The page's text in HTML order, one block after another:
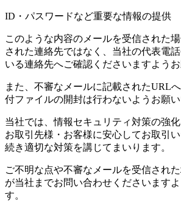
ID・パスワードなど重要な情報の提供
このような内容のメールを受信された
された連絡先ではなく、当社の代表電
いる連絡先へご確認くださいますようお
また、不審なメールに記載されたURL
付ファイルの開封は行わないようお願い
当社では、情報セキュリティ対策の強化
お取引先様・お客様に安心してお取引
続き適切な対策を講じてまいります。
ご不明な点や不審なメールを受信され
が当社までお問い合わせくださいます
す。